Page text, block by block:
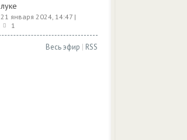
луке
21 января 2024, 14:47 |
1
Весь эфир | RSS